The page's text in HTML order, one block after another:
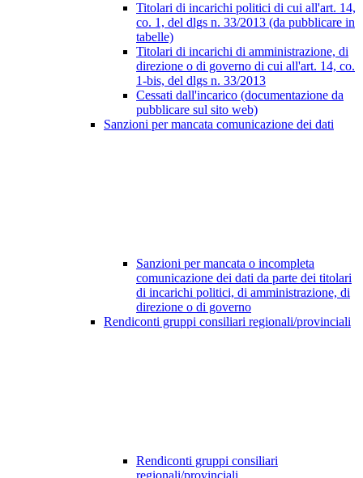
Titolari di incarichi politici di cui all'art. 14,
co. 1, del dlgs n. 33/2013 (da pubblicare in
tabelle)
Titolari di incarichi di amministrazione, di
direzione o di governo di cui all'art. 14, co.
1-bis, del dlgs n. 33/2013
Cessati dall'incarico (documentazione da
pubblicare sul sito web)
Sanzioni per mancata comunicazione dei dati
Sanzioni per mancata o incompleta
comunicazione dei dati da parte dei titolari
di incarichi politici, di amministrazione, di
direzione o di governo
Rendiconti gruppi consiliari regionali/provinciali
Rendiconti gruppi consiliari